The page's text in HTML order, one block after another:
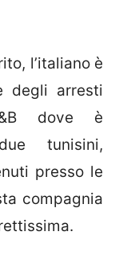
l’italiano è
degli arresti
dove è
tunisini,
presso le
compagnia